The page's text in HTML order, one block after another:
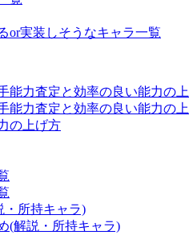
or実装しそうなキャラ一覧
能力査定と効率の良い能力の
能力査定と効率の良い能力の
の上げ方
・所持キャラ)
(解説・所持キャラ)